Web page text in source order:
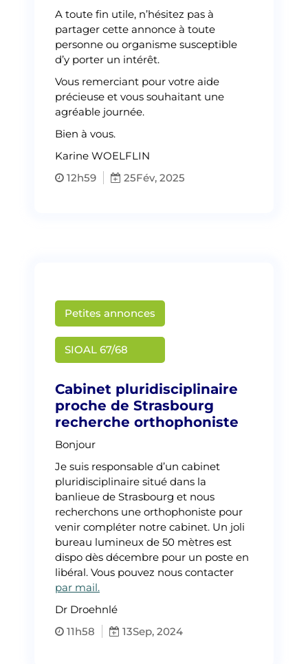
A toute fin utile, n’hésitez pas à
partager cette annonce à toute
personne ou organisme susceptible
d’y porter un intérêt.
Vous remerciant pour votre aide
précieuse et vous souhaitant une
agréable journée.
Bien à vous.
Karine WOELFLIN
12h59
25Fév, 2025
Petites annonces
SIOAL 67/68
Cabinet pluridisciplinaire
proche de Strasbourg
recherche orthophoniste
Bonjour
Je suis responsable d’un cabinet
pluridisciplinaire situé dans la
banlieue de Strasbourg et nous
recherchons une orthophoniste pour
venir compléter notre cabinet. Un joli
bureau lumineux de 50 mètres est
dispo dès décembre pour un poste en
libéral. Vous pouvez nous contacter
par mail.
Dr Droehnlé
11h58
13Sep, 2024